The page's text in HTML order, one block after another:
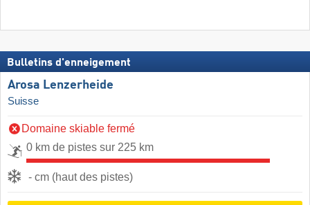
Bulletins d'enneigement
Arosa Lenzerheide
Suisse
Domaine skiable fermé
0 km de pistes sur 225 km
- cm (haut des pistes)